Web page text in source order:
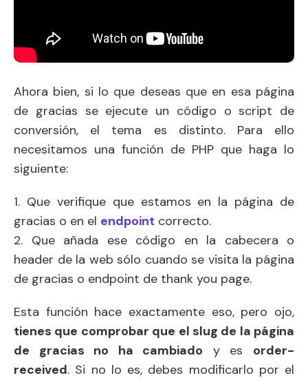
Ahora bien, si lo que deseas que en esa página
de gracias se ejecute un código o script de
conversión, el tema es distinto. Para ello
necesitamos una función de PHP que haga lo
siguiente:
1. Que verifique que estamos en la página de
gracias o en el endpoint correcto.
2. Que añada ese código en la cabecera o
header de la web sólo cuando se visita la página
de gracias o endpoint de thank you page.
Esta función hace exactamente eso, pero ojo,
tienes que comprobar que el slug de la página
de gracias no ha cambiado y es order-
received. Si no lo es, debes modificarlo por el